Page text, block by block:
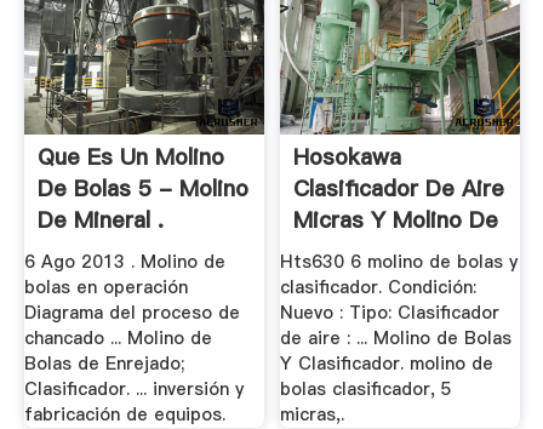
Que Es Un Molino
De Bolas 5 - Molino
De Mineral .
6 Ago 2013 . Molino de
bolas en operación
Diagrama del proceso de
chancado ... Molino de
Bolas de Enrejado;
Clasificador. ... inversión y
fabricación de equipos.
Hosokawa
Clasificador De Aire
Micras Y Molino De
.
Hts630 6 molino de bolas y
clasificador. Condición:
Nuevo : Tipo: Clasificador
de aire : ... Molino de Bolas
Y Clasificador. molino de
bolas clasificador, 5
micras,.